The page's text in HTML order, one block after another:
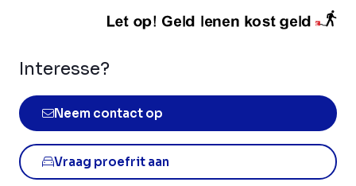
Interesse?
Neem contact op
Vraag proefrit aan